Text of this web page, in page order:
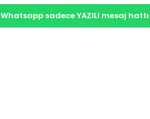
Whatsapp sadece YAZILI mesaj hattı